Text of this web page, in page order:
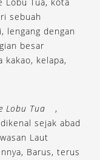
sebuah
lengang dengan
besar
kelapa,
Lobu Tua
,
sejak abad
Laut
Barus, terus